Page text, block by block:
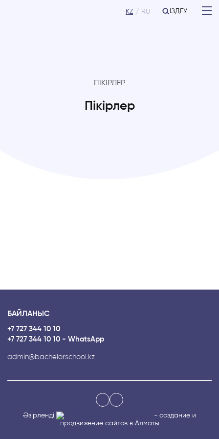
KZ RU ІЗДЕУ
ПІКІРЛЕР
Пікірлер
БАЙЛАНЫС
+7 727 344 10 10
+7 727 344 10 10 - WhatsApp
admin@bachelorschool.kz
Әзірленді
- создание и
продвижение сайтов в Алматы